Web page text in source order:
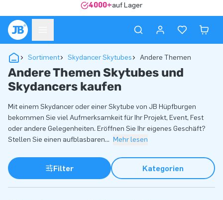
4000+auf Lager
Sortiment Skydancer Skytubes Andere Themen
Andere Themen Skytubes und
Skydancers kaufen
Mit einem Skydancer oder einer Skytube von JB Hüpfburgen
bekommen Sie viel Aufmerksamkeit für Ihr Projekt, Event, Fest
oder andere Gelegenheiten. Eröffnen Sie Ihr eigenes Geschäft?
Stellen Sie einen aufblasbaren... Mehr lesen
Filter Kategorien